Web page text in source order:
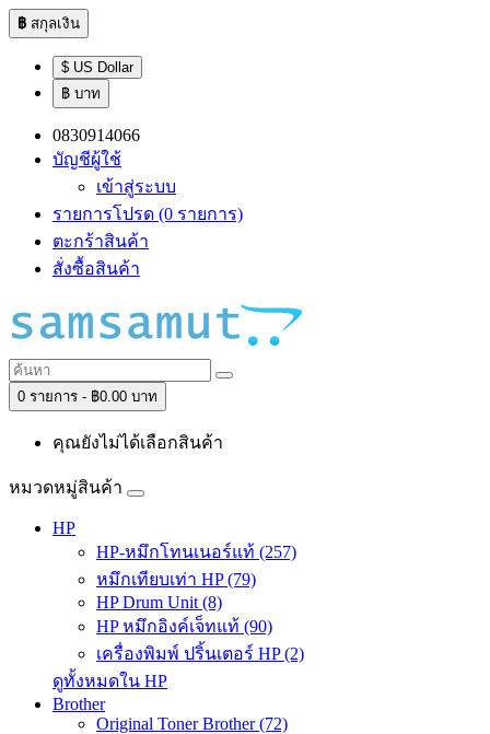
฿ สกุลเงิน
$ US Dollar
฿ บาท
0830914066
บัญชีผู้ใช้
เข้าสู่ระบบ
รายการโปรด (0 รายการ)
ตะกร้าสินค้า
สั่งซื้อสินค้า
0 รายการ - ฿0.00 บาท
คุณยังไม่ได้เลือกสินค้า
หมวดหมู่สินค้า
HP
HP-หมึกโทนเนอร์แท้ (257)
หมึกเทียบเท่า HP (79)
HP Drum Unit (8)
HP หมึกอิงค์เจ็ทแท้ (90)
เครื่องพิมพ์ ปริ้นเตอร์ HP (2)
ดูทั้งหมดใน HP
Brother
Original Toner Brother (72)